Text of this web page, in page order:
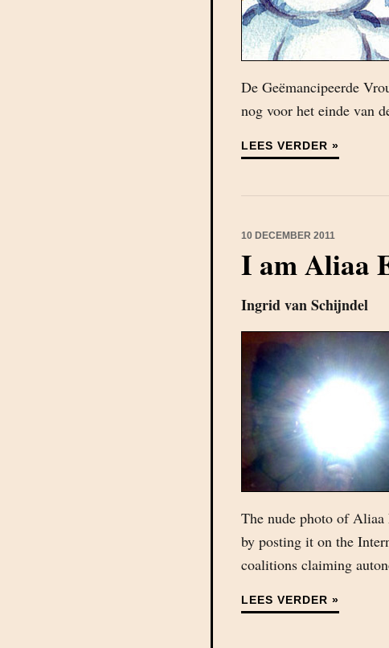
De Geëmancipeerde
nog voor het einde van
LEES VERDER »
10 DECEMBER 2011
I am Aliaa
Ingrid van Schijndel
The nude photo of Aliaa
by posting it on the
coalitions claiming
LEES VERDER »